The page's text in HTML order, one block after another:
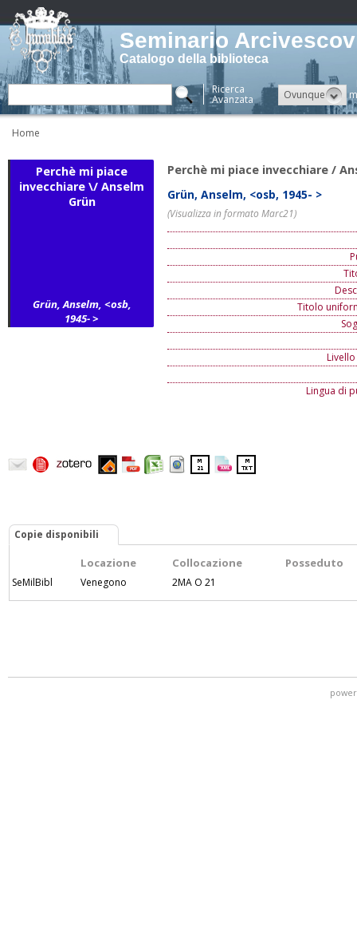
Seminario
Catalogo della biblioteca
Ricerca
Avanzata Ovunque
Home
Perchè mi piace
invecchiare \/ Anselm
Grün
Grün, Anselm, <osb,
1945- >
Perchè mi piace invecchiare /
Grün, Anselm, <osb, 1945- >
(Visualizza in formato Marc21)
Titolo
Lingua di
Copie disponibili
Locazione Collocazione Posseduto
SeMilBibl Venegono 2MA O 21